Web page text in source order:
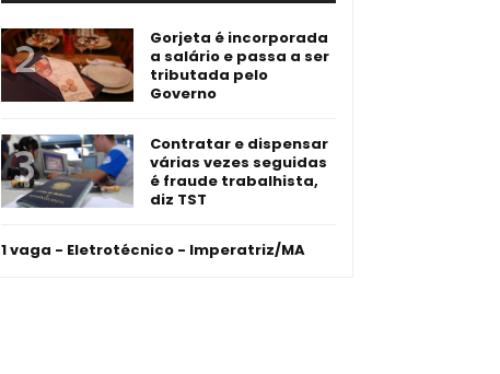
Gorjeta é incorporada
a salário e passa a ser
tributada pelo
Governo
Contratar e dispensar
várias vezes seguidas
é fraude trabalhista,
diz TST
1 vaga - Eletrotécnico -­ Imperatriz/MA